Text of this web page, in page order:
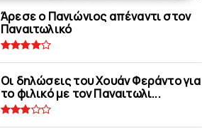
Άρεσε ο Πανιώνιος απέναντι στoν
Παναιτωλικό
Οι δηλώσεις του Χουάν Φεράντο για
το φιλικό με τoν Παναιτωλι...